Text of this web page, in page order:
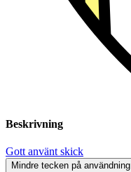
Beskrivning
Gott använt skick
Mindre tecken på användning